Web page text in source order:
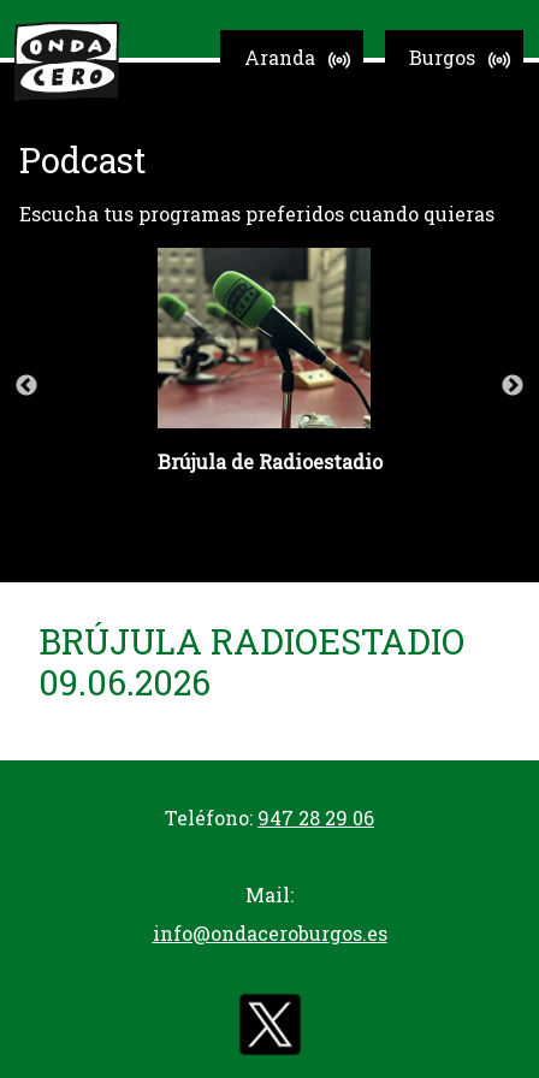
Burgos
Aranda
Podcast
Escucha tus programas preferidos cuando quieras
Brújula de Radioestadio
BRÚJULA RADIOESTADIO
09.06.2026
Teléfono: 947 28 29 06
Mail:
info@ondaceroburgos.es